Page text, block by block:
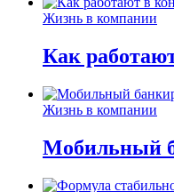
Жизнь в компании
Как
Жизнь в компании
Мобильный